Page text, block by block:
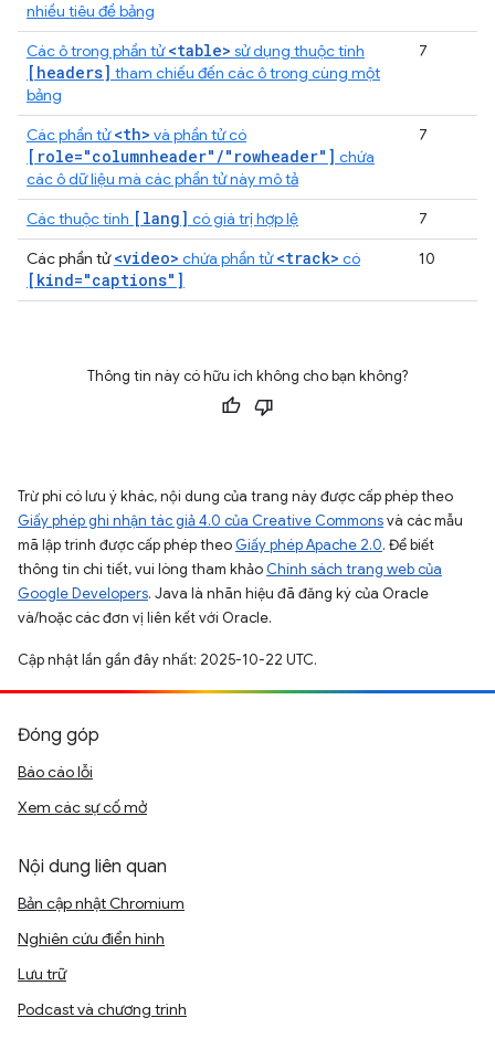
nhiều tiêu đề bảng
Các ô trong phần tử<table> sử dụng thuộc tính
[headers] tham chiếu đến các ô trong cùng một
bảng
7
Các phần tử<th> và phần tử có
[role="columnheader"/"rowheader"] chứa
các ô dữ liệu mà các phần tử này mô tả
7
Các thuộc tính [lang] có giá trị hợp lệ
7
Các phần tử<video> chứa phần tử<track> có
[kind="captions"]
10
Thông tin này có hữu ích không cho bạn không?
Trừ phi có lưu ý khác, nội dung của trang này được cấp phép theo
Giấy phép ghi nhận tác giả 4.0 của Creative Commonsvà các mẫu
mã lập trình được cấp phép theo Giấy phép Apache 2.0. Để biết
thông tin chi tiết, vui lòng tham khảo Chính sách trang web của
Google Developers. Java là nhãn hiệu đã đăng ký của Oracle
và/hoặc các đơn vị liên kết với Oracle.
Cập nhật lần gần đây nhất: 2025-10-22 UTC.
Đóng góp
Báo cáo lỗi
Xem các sự cố mở
Nội dung liên quan
Bản cập nhật Chromium
Nghiên cứu điển hình
Lưu trữ
Podcast và chương trình